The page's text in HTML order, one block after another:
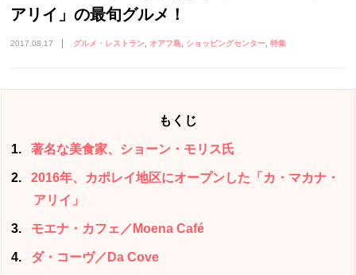
アリイ」の最旬グルメ！
2017.08.17 グルメ・レストラン オアフ島 ショッピングセンター 特集
もくじ
1 著名な美食家、ショーン・モリス氏
2
2016年、カポレイ地区にオープンした「カ・マカナ・
アリイ」
3 モエナ・カフェ／Moena Café
4 ダ・コーヴ／Da Cove